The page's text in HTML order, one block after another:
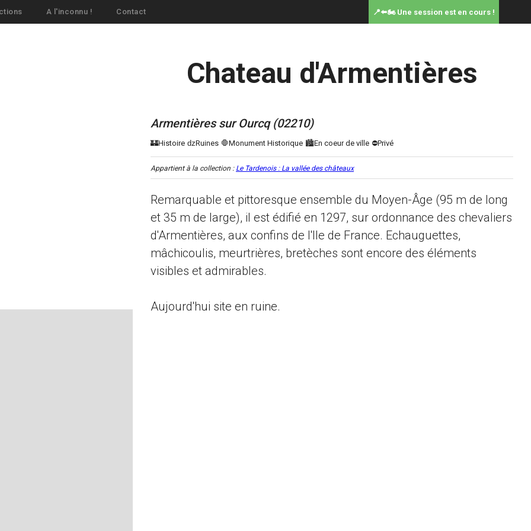
A l'inconnu ! Contact 📍⬅️🏍️ Une session est en cours !
Chateau d'Armentières
Armentières sur Ourcq (02210)
Appartient à la collection : Le Tardenois : La vallée des châteaux
Remarquable et pittoresque ensemble du Moyen-Âge (95 m de long
et 35 m de large), il est édifié en 1297, sur ordonnance des chevaliers
d'Armentières, aux confins de l'Ile de France. Echauguettes,
mâchicoulis, meurtrières, bretèches sont encore des éléments
visibles et admirables.
Aujourd'hui site en ruine.